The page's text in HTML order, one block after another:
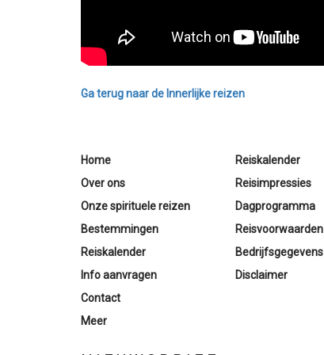
Ga terug naar de Innerlijke reizen
Home
Over ons
Onze spirituele reizen
Bestemmingen
Reiskalender
Info aanvragen
Contact
Meer
Reiskalender
Reisimpressies
Dagprogramma
Reisvoorwaarden
Bedrijfsgegevens
Disclaimer